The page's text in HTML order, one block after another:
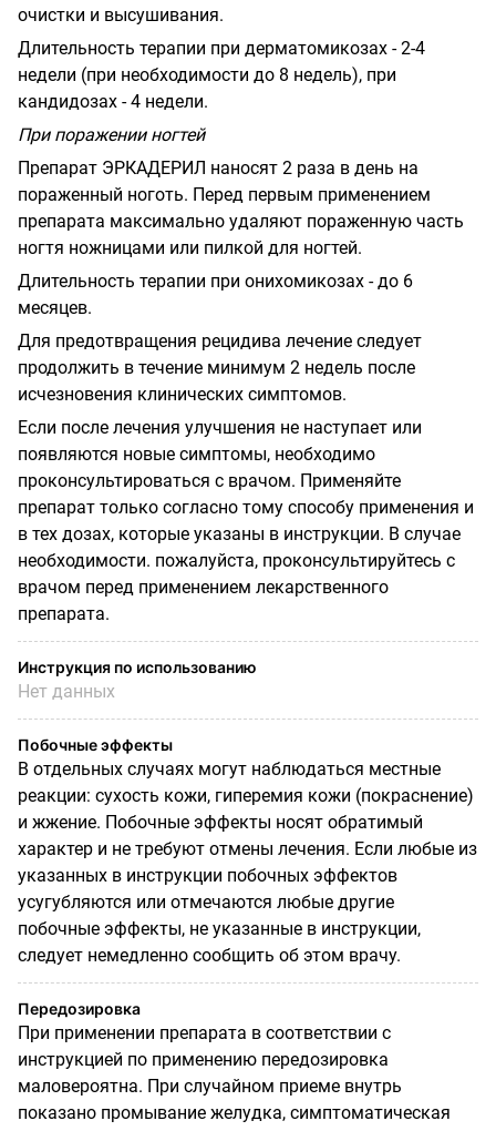
очистки и высушивания.
Длительность терапии при дерматомикозах - 2-4
недели (при необходимости до 8 недель), при
кандидозах - 4 недели.
При поражении ногтей
Препарат ЭРКАДЕРИЛ наносят 2 раза в день на
пораженный ноготь. Перед первым применением
препарата максимально удаляют пораженную часть
ногтя ножницами или пилкой для ногтей.
Длительность терапии при онихомикозах - до 6
месяцев.
Для предотвращения рецидива лечение следует
продолжить в течение минимум 2 недель после
исчезновения клинических симптомов.
Если после лечения улучшения не наступает или
появляются новые симптомы, необходимо
проконсультироваться с врачом. Применяйте
препарат только согласно тому способу применения и
в тех дозах, которые указаны в инструкции. В случае
необходимости. пожалуйста, проконсультируйтесь с
врачом перед применением лекарственного
препарата.
Инструкция по использованию
Нет данных
Побочные эффекты
В отдельных случаях могут наблюдаться местные
реакции: сухость кожи, гиперемия кожи (покраснение)
и жжение. Побочные эффекты носят обратимый
характер и не требуют отмены лечения. Если любые из
указанных в инструкции побочных эффектов
усугубляются или отмечаются любые другие
побочные эффекты, не указанные в инструкции,
следует немедленно сообщить об этом врачу.
Передозировка
При применении препарата в соответствии с
инструкцией по применению передозировка
маловероятна. При случайном приеме внутрь
показано промывание желудка, симптоматическая